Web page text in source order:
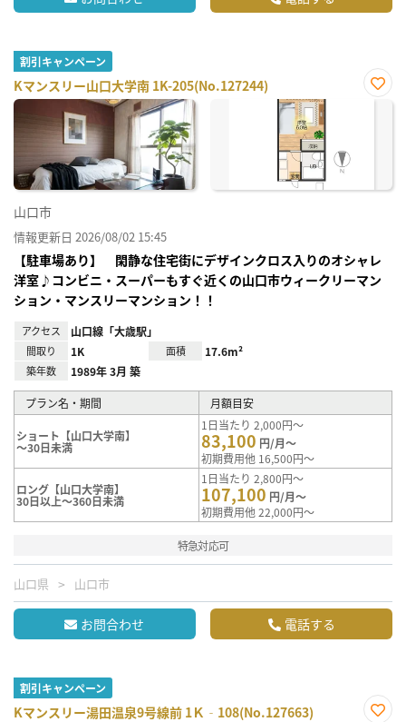
割引キャンペーン
Kマンスリー山口大学南 1K-205(No.127244)
お気
山口市
情報更新日 2026/08/02 15:45
【駐車場あり】 閑静な住宅街にデザインクロス入りのオシャレ
洋室♪コンビニ・スーパーもすぐ近くの山口市ウィークリーマン
ション・マンスリーマンション！！
アクセス 山口線「大歳駅」
間取り 1K 面積 17.6m²
築年数 1989年 3月 築
プラン名・期間 月額目安
ショート【山口大学南】
～30日未満
1日当たり 2,000円～
83,100 円/月～
初期費用他 16,500円～
ロング【山口大学南】
30日以上～360日未満
1日当たり 2,800円～
107,100 円/月～
初期費用他 22,000円～
特急対応可
山口県 山口市
お問合わせ 電話する
割引キャンペーン
Kマンスリー湯田温泉9号線前 1Ｋ‐108(No.127663)